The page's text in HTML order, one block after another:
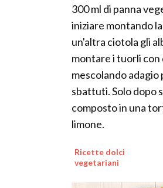
300 ml di panna
iniziare montando
un'altra ciotola gli
montare i tuorli con
mescolando
sbattuti. Solo dopo
composto in una
limone.
Ricette dolci
vegetariani